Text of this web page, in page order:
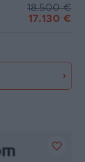
18.500 €
17.130 €